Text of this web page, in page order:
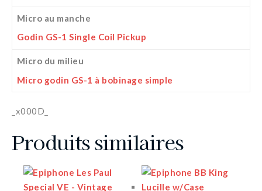
Micro au manche
Godin GS-1 Single Coil Pickup
Micro du milieu
Micro godin GS-1 à bobinage simple
_x000D_
Produits similaires